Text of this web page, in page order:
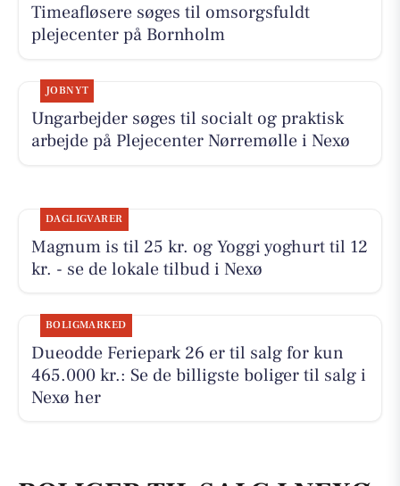
Timeafløsere søges til omsorgsfuldt
plejecenter på Bornholm
JOBNYT
Ungarbejder søges til socialt og praktisk
arbejde på Plejecenter Nørremølle i Nexø
DAGLIGVARER
Magnum is til 25 kr. og Yoggi yoghurt til 12
kr. - se de lokale tilbud i Nexø
BOLIGMARKED
Dueodde Feriepark 26 er til salg for kun
465.000 kr.: Se de billigste boliger til salg i
Nexø her